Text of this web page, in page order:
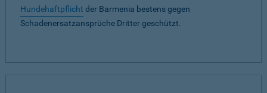
Hundehaftpflicht der Barmenia bestens gegen
Schadenersatzansprüche Dritter geschützt.